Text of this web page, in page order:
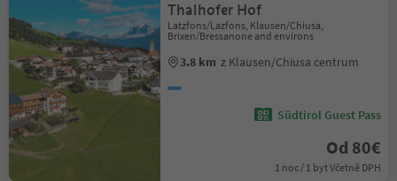
Thalhofer Hof
Latzfons/Lazfons, Klausen/Chiusa,
Brixen/Bressanone and environs
3.8 km z Klausen/Chiusa centrum
Südtirol Guest Pass
Od 80€
1 noc / 1 byt Včetně DPH